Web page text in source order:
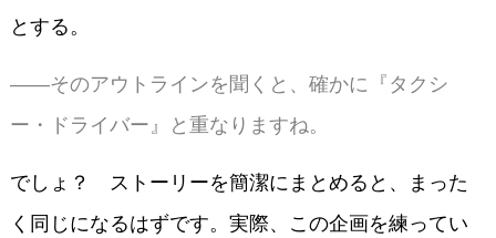
とする。
――そのアウトラインを聞くと、確かに『タクシ
ー・ドライバー』と重なりますね。
でしょ？ ストーリーを簡潔にまとめると、まった
く同じになるはずです。実際、この企画を練ってい